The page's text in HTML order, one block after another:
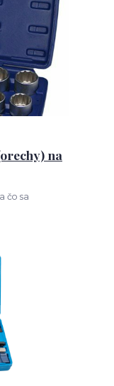
na
čo sa